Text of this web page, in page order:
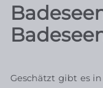
Geschätzt gibt es